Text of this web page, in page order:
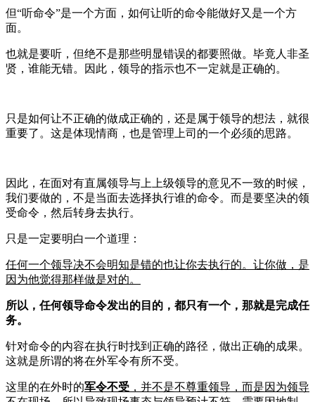
但“听命令”是一个方面，如何让听的命令能做好又是一个方
面。
也就是要听，但绝不是那些明显错误的都要照做。毕竟人非圣
贤，谁能无错。因此，领导的指示也不一定就是正确的。
只是如何让不正确的做成正确的，还是属于领导的想法，就很
重要了。这是体现情商，也是管理上司的一个必须的思路。
因此，在面对有直属领导与上上级领导的意见不一致的时候，
我们要做的，不是当面去选择执行谁的命令。而是要坚决的领
受命令，然后转身去执行。
只是一定要明白一个道理：
任何一个领导决不会明知是错的也让你去执行的。让你做，是
因为他觉得那样做是对的。
所以，任何领导命令发出的目的，都只有一个，那就是完成任
务。
针对命令的内容在执行时找到正确的路径，做出正确的成果。
这就是所谓的将在外军令有所不受。
这里的在外时的军令不受 ，并不是不尊重领导，而是因为领导